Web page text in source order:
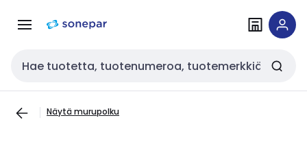
navigointiinsisältöön
Haku
Näytä murupolku